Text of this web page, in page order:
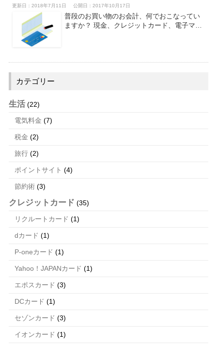
更新日：2018年7月11日 公開日：2017年10月17日
普段のお買い物のお会計、何でおこなってい
ますか？ 現金、クレジットカード、電子マ…
カテゴリー
生活(22)
電気料金 (7)
税金 (2)
旅行(2)
ポイントサイト (4)
節約術(3)
クレジットカード (35)
リクルートカード (1)
dカード (1)
P-oneカード (1)
Yahoo！JAPANカード (1)
エポスカード (3)
DCカード (1)
セゾンカード (3)
イオンカード (1)